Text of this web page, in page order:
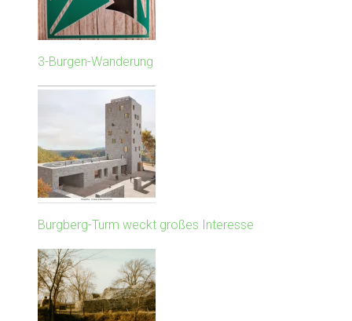
3-Burgen-Wanderung
Burgberg-Turm weckt großes Interesse